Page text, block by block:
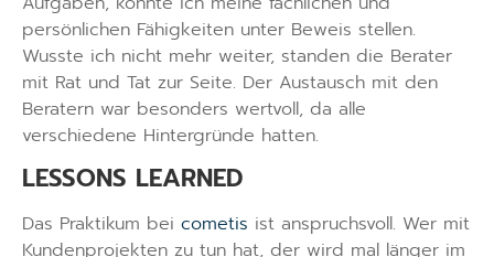
persönlichen Fähigkeiten unter Beweis stellen.
Wusste ich nicht mehr weiter, standen die Berater
mit Rat und Tat zur Seite. Der Austausch mit den
Beratern war besonders wertvoll, da alle
verschiedene Hintergründe hatten.
LESSONS LEARNED
Das Praktikum bei cometis ist anspruchsvoll. Wer mit
Kundenprojekten zu tun hat, der wird mal länger im